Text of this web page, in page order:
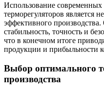
Использование
терморегуляторов является
эффективного
стабильность, точность и
что в конечном итоге
продукции и прибыльности
Выбор оптимального
производства